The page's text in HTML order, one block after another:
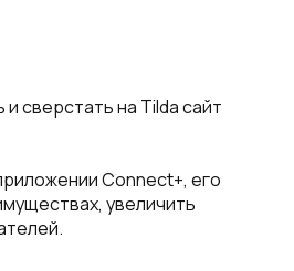
и сверстать на Tilda сайт
Connect+, его
увеличить